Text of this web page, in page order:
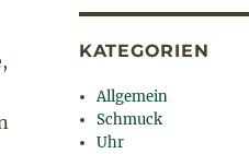
KATEGORIEN
Allgemein
Schmuck
Uhr